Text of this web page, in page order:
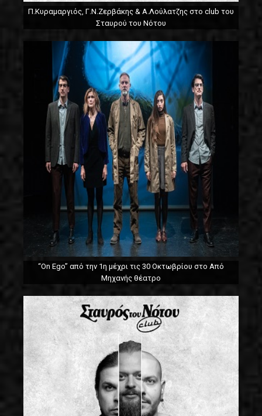
Π.Κυραμαργιός, Γ.Ν.Ζερβάκης & Α.Λούλατζης στο club του
Σταυρού του Νότου
“On Ego” από την 1η μέχρι τις 30 Οκτωβρίου στο Από
Μηχανής θέατρο